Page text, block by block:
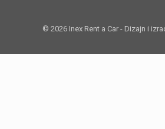
© 2026 Inex Rent a Car - Dizajn i